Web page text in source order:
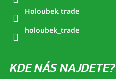
Holoubek trade
holoubek_trade
KDE NÁS NAJDETE?